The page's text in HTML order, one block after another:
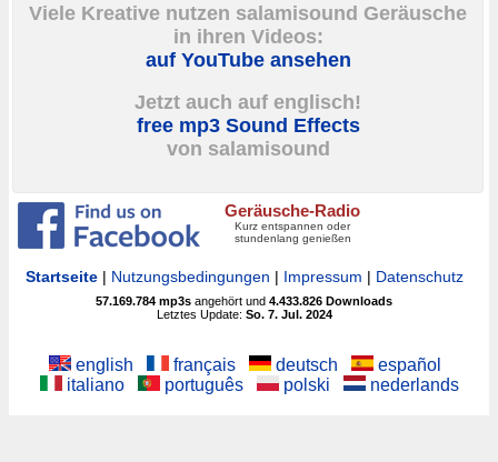
Viele Kreative nutzen salamisound Geräusche
in ihren Videos:
auf YouTube ansehen
Jetzt auch auf englisch!
free mp3 Sound Effects
von salamisound
Geräusche-Radio
Kurz entspannen oder
stundenlang genießen
Startseite| Nutzungsbedingungen | Impressum | Datenschutz
57.169.784 mp3s angehört und4.433.826 Downloads
Letztes Update: So. 7. Jul. 2024
english français deutsch
español
italiano
português polski nederlands